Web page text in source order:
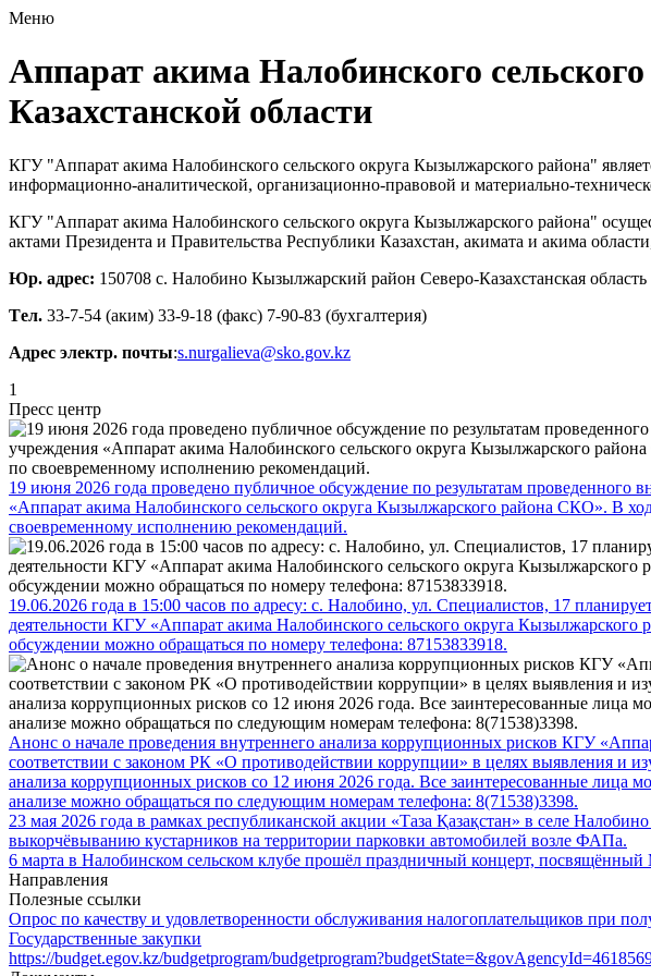
Меню
Аппарат акима Налобинского
Казахстанской области
КГУ "Аппарат акима Налобинского сельского округа Кызылжарского района"
информационно-аналитической, организационно-правовой и материально-
КГУ "Аппарат акима Налобинского сельского округа Кызылжарского района"
актами Президента и Правительства Республики Казахстан, акимата и акима
Юр. адрес: 150708 с. Налобино Кызылжарский район Северо-Казахстанская область
Tел. 33-7-54 (аким) 33-9-18 (факс) 7-90-83 (бухгалтерия)
Адрес электр. почты:s.nurgalieva@sko.gov.kz
1
Пресс центр
19 июня 2026 года проведено публичное обсуждение по результатам проведенного
«Аппарат акима Налобинского сельского округа Кызылжарского района СКО». В
своевременному исполнению рекомендаций.
19.06.2026 года в 15:00 часов по адресу: с. Налобино, ул. Специалистов, 17
деятельности КГУ «Аппарат акима Налобинского сельского округа
обсуждении можно обращаться по номеру телефона: 87153833918.
Анонс о начале проведения внутреннего анализа коррупционных рисков КГУ
соответствии с законом РК «О противодействии коррупции» в целях выявления и
анализа коррупционных рисков со 12 июня 2026 года. Все заинтересованные лица
анализе можно обращаться по следующим номерам телефона: 8(71538)3398.
23 мая 2026 года в рамках республиканской акции «Таза Қазақстан» в селе
выкорчёвыванию кустарников на территории парковки автомобилей возле ФАПа.
6 марта в Налобинском сельском клубе прошёл праздничный концерт,
Направления
Полезные ссылки
Опрос по качеству и удовлетворенности обслуживания налогоплательщиков при
Государственные закупки
https://budget.egov.kz/budgetprogram/